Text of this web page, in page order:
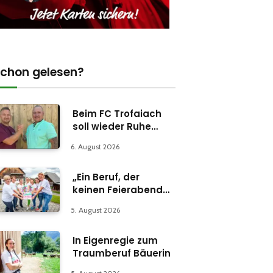
gelesen?
Beim FC Trofaiach
soll wieder Ruhe
6. August 2026
„Ein Beruf, der
keinen Feierabend
5. August 2026
In Eigenregie zum
Traumberuf Bäuerin